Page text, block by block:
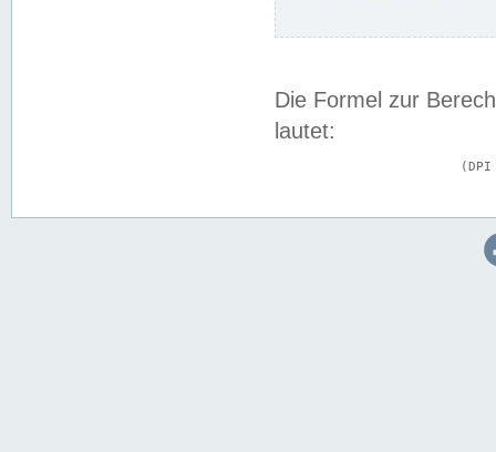
Die Formel zur
lautet: